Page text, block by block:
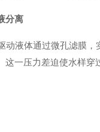
分离
动液体通过微孔滤膜，
这一压力差迫使水样